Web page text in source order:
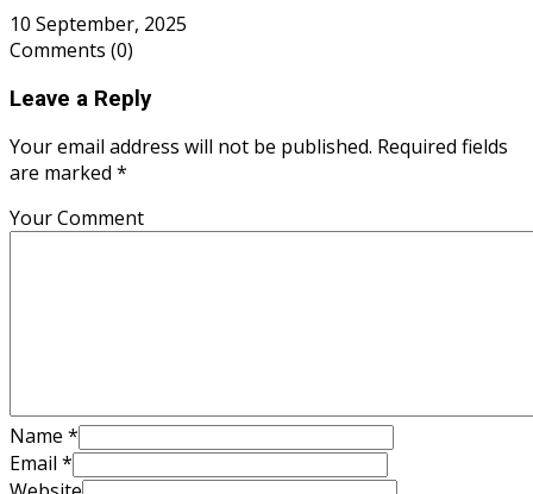
10 September, 2025
Comments (0)
Leave a Reply
Your email address will not be published. Required fields
are marked *
Your Comment
Name *
Email *